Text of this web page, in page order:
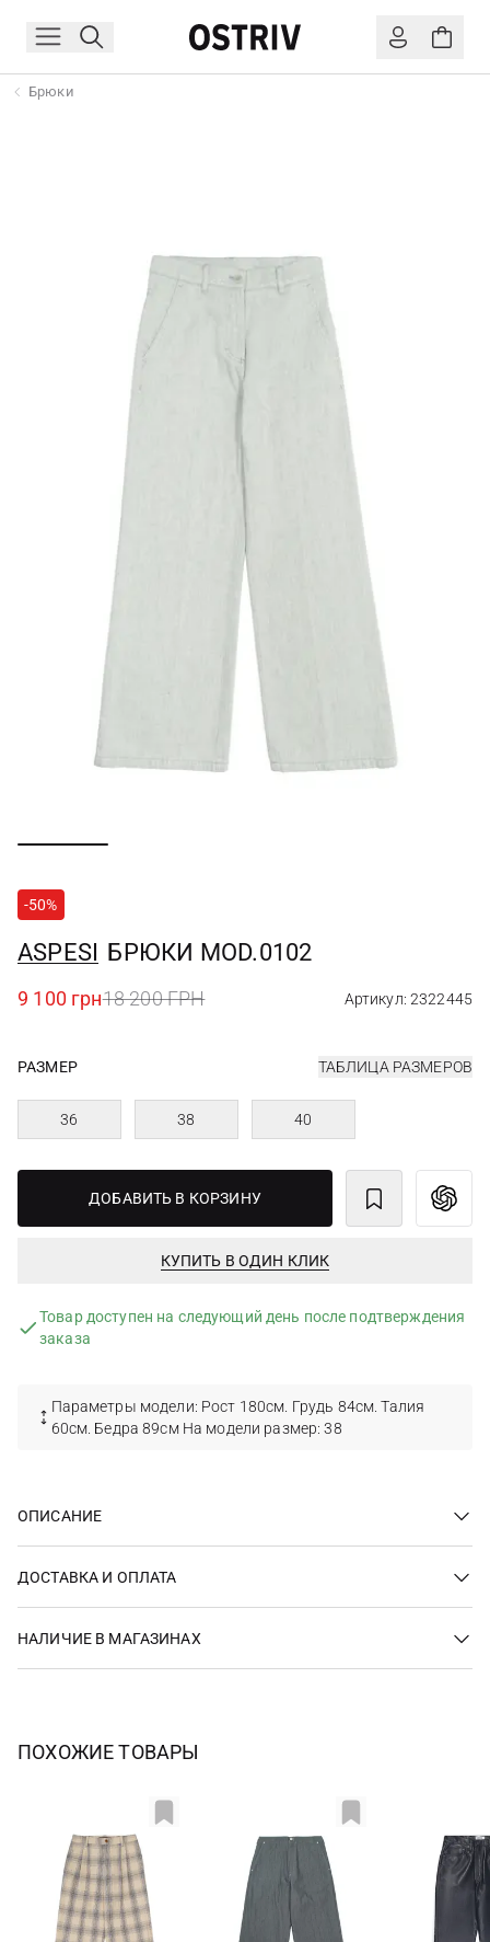
Брюки
-50%
ASPESI БРЮКИ MOD.0102
9 100 грн18 200 ГРН Артикул: 2322445
РАЗМЕР ТАБЛИЦА РАЗМЕРОВ
36 38 40
ДОБАВИТЬ В КОРЗИНУ
КУПИТЬ В ОДИН КЛИК
Товар доступен на следующий день после подтверждения
заказа
Параметры модели: Рост 180см. Грудь 84см. Талия
60см. Бедра 89см На модели размер: 38
ОПИСАНИЕ
ДОСТАВКА И ОПЛАТА
НАЛИЧИЕ В МАГАЗИНАХ
ПОХОЖИЕ ТОВАРЫ